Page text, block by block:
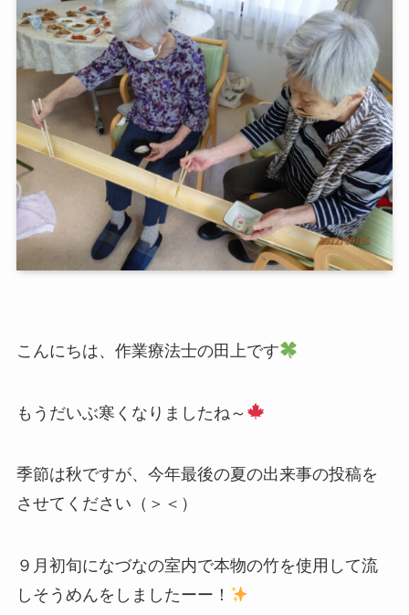
こんにちは、作業療法士の田上です
もうだいぶ寒くなりましたね～
季節は秋ですが、今年最後の夏の出来事の投稿を
させてください（＞＜）
９月初旬になづなの室内で本物の竹を使用して流
しそうめんをしましたーー！